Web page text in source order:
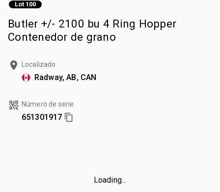
Lot 100
Butler +/- 2100 bu 4 Ring Hopper
Contenedor de grano
Localizado
Radway, AB, CAN
Número de serie
651301917
Loading...